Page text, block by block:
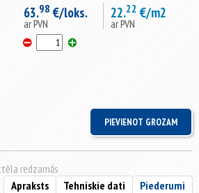
63.98 €/loks.
ar PVN
22.22 €/m2
ar PVN
redzamās
Piederumi
Tehniskie dati
Apraksts